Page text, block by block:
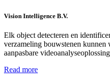
Vision Intelligence B.V.
Elk object detecteren en
verzameling bouwstenen kunnen
aanpasbare
Read more